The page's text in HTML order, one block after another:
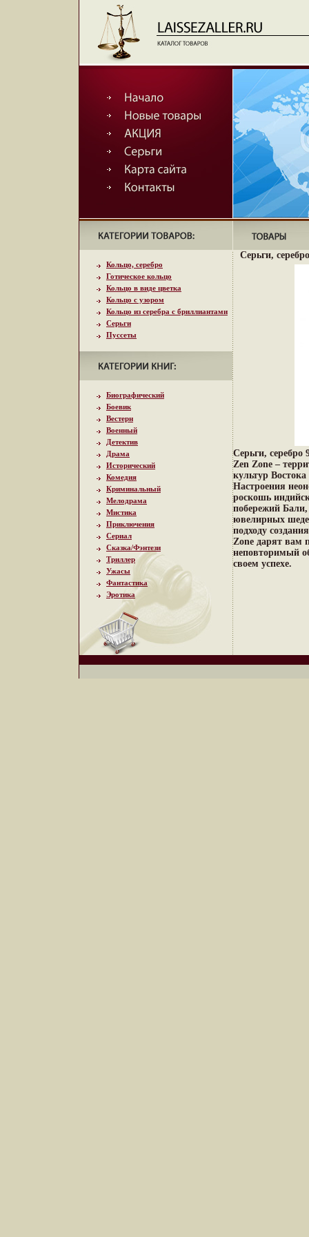
Кольцо, серебро
Готическое кольцо
Кольцо в виде цветка
Кольцо с узором
Кольцо из серебра с бриллиантами
Серьги
Пуссеты
Биографический
Боевик
Вестерн
Военный
Детектив
Драма
Исторический
Комедия
Криминальный
Мелодрама
Мистика
Приключения
Сериал
Сказка/Фэнтези
Триллер
Ужасы
Фантастика
Эротика
Серьги,
Серьги, серебро
Zen Zone –
культур
Настроения
роскошь
побережий
ювелирных
подходу
Zone дарят вам
неповторимый
своем успехе.